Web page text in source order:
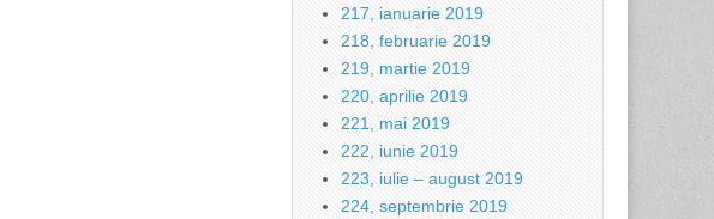
217, ianuarie 2019
218, februarie 2019
219, martie 2019
220, aprilie 2019
221, mai 2019
222, iunie 2019
223, iulie – august 2019
224, septembrie 2019